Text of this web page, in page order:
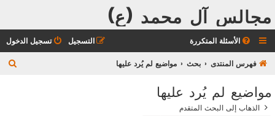
مجالس آل محمد (ع)
الأسئلة المتكررة تسجيل الدخول التسجيل
فهرس المنتدى بحث مواضيع لم يُرد عليها
ب
مواضيع لم يُرد عليها
الذهاب إلى البحث المتقدم